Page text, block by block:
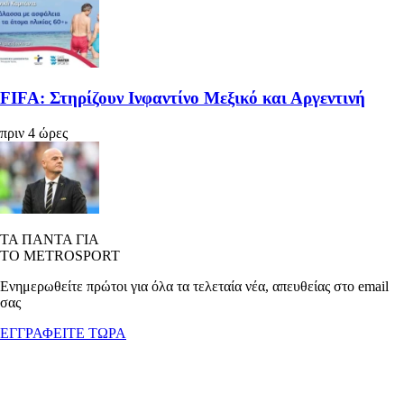
FIFA: Στηρίζουν Ινφαντίνο Μεξικό και Αργεντινή
πριν 4 ώρες
ΤΑ ΠΑΝΤΑ ΓΙΑ
ΤΟ METROSPORT
Ενημερωθείτε πρώτοι για όλα τα τελεταία νέα, απευθείας στο email
σας
ΕΓΓΡΑΦΕΙΤΕ ΤΩΡΑ